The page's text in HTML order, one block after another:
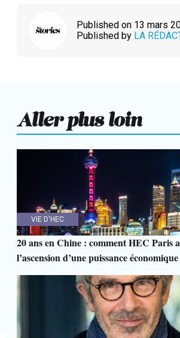
Published on 13 mars
Published by LA
Aller plus loin
VIE D'HEC
20 ans en Chine : comment HEC Paris
l’ascension d’une puissance économique